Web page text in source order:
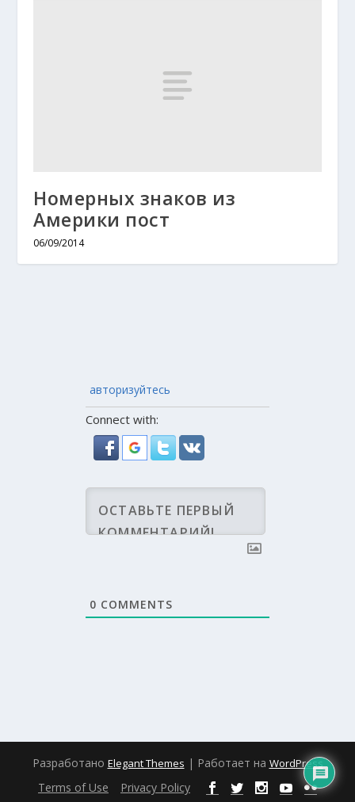
Номерных знаков из
Америки пост
06/09/2014
авторизуйтесь
Connect with:
0 COMMENTS
Разработано Elegant Themes | Работает на WordPress
Terms of Use Privacy Policy